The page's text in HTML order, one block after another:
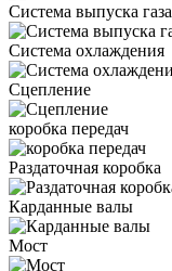
Система выпуска газа
Система охлаждения
Сцепление
коробка передач
Раздаточная коробка
Карданные валы
Мост